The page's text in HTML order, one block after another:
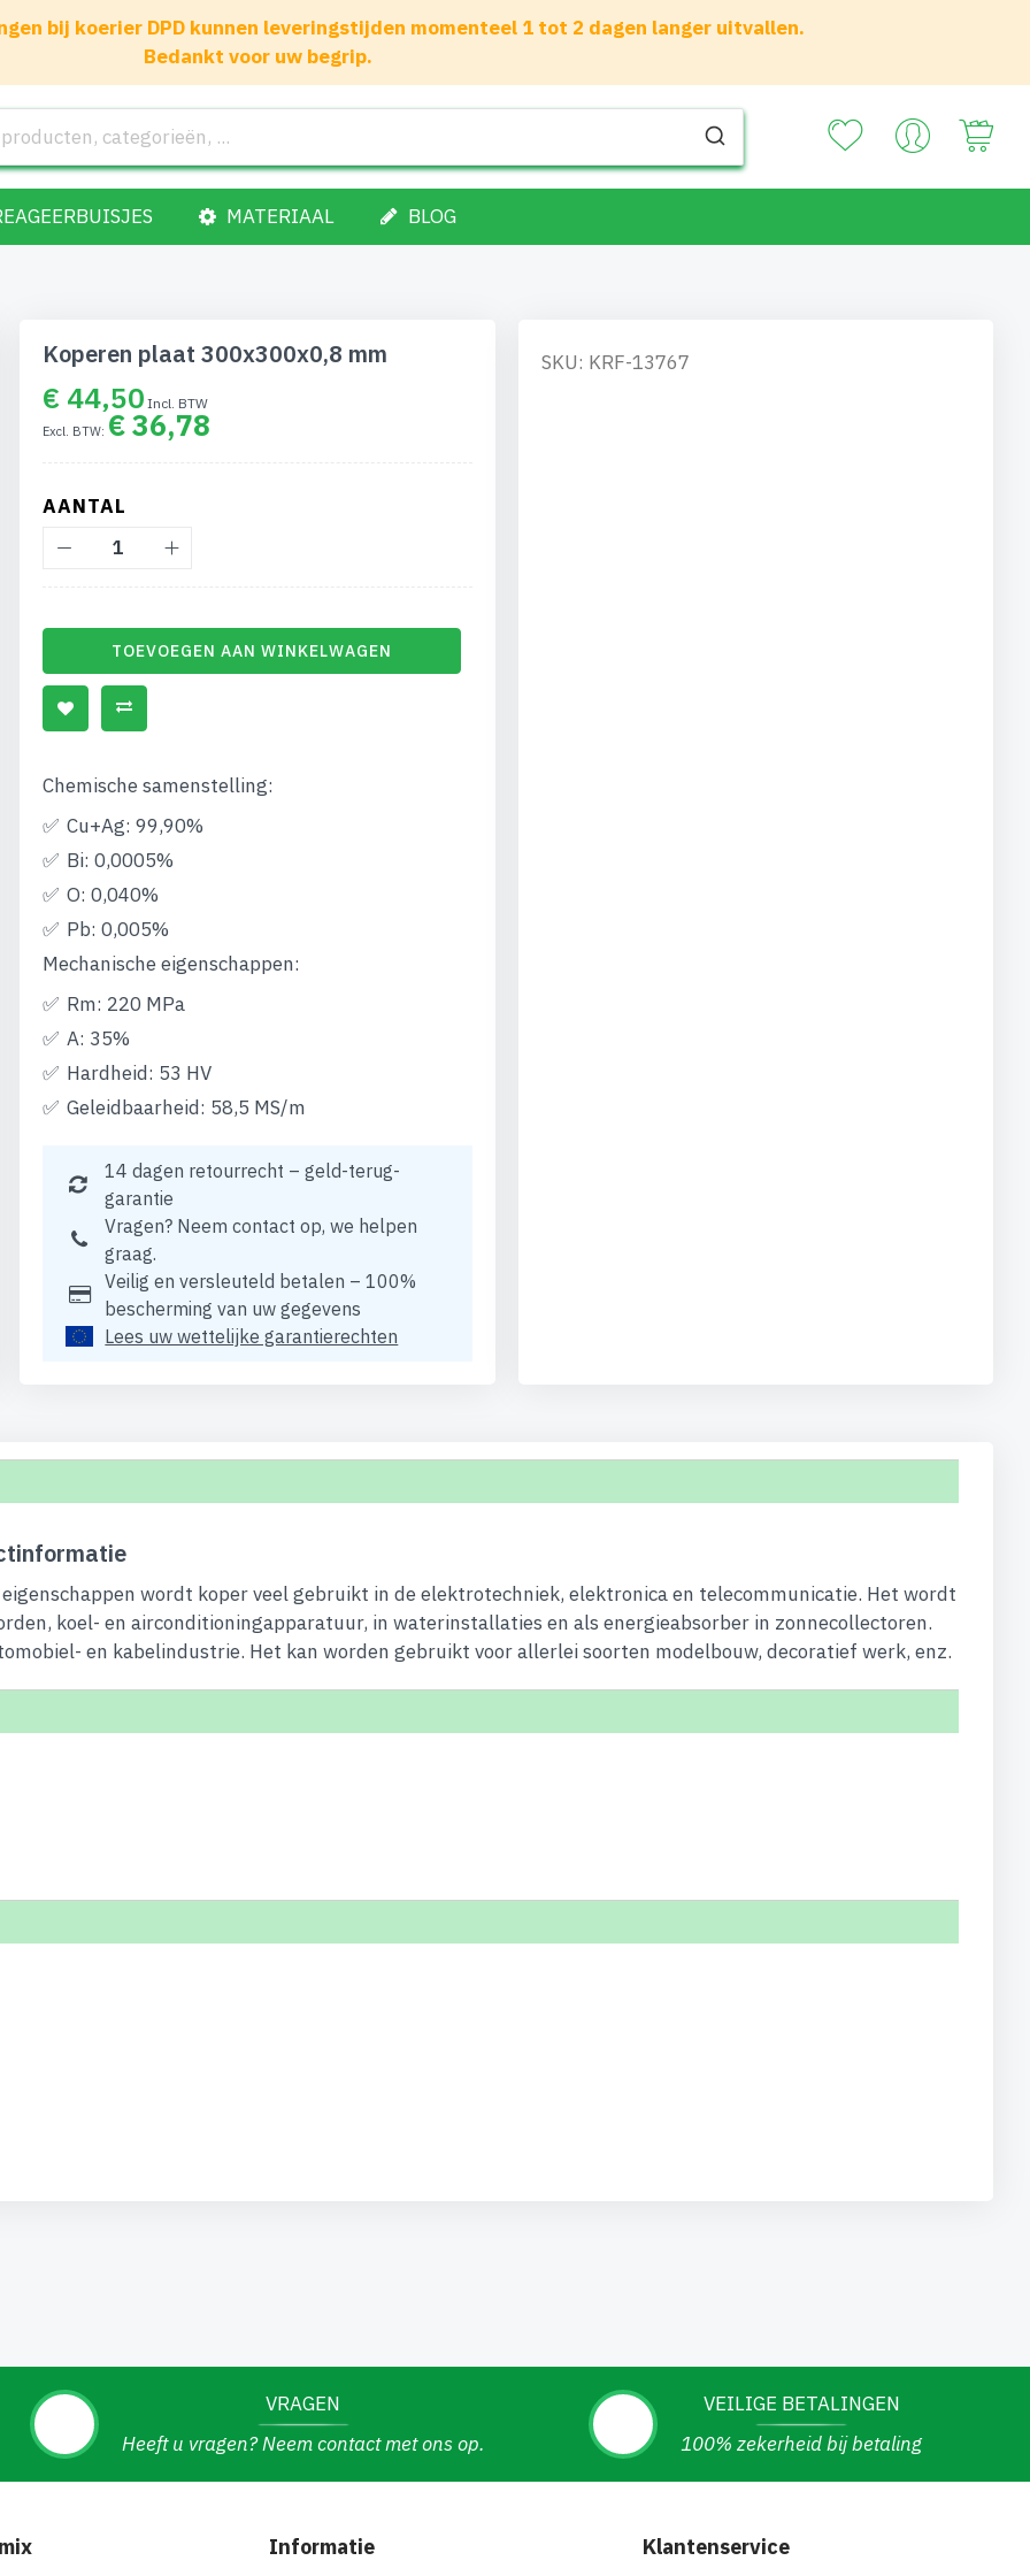
bij koerier DPD kunnen leveringstijden momenteel 1 tot 2 dagen langer uitvallen.
Bedankt voor uw begrip.
MATERIAAL BLOG
Koperen plaat 300x300x0,8 mm
€ 44,50
€ 36,78
AANTAL
TOEVOEGEN AAN WINKELWAGEN
Chemische samenstelling:
Cu+Ag: 99,90%
Bi: 0,0005%
O: 0,040%
Pb: 0,005%
Mechanische eigenschappen:
Rm: 220 MPa
A: 35%
Hardheid: 53 HV
Geleidbaarheid: 58,5 MS/m
14 dagen retourrecht – geld-terug-
garantie
Vragen? Neem contact op, we helpen
graag.
Veilig en versleuteld betalen – 100%
bescherming van uw gegevens
Lees uw wettelijke garantierechten
SKU: KRF-13767
wordt koper veel gebruikt in de elektrotechniek, elektronica en telecommunicatie. Het wordt
koel- en airconditioningapparatuur, in waterinstallaties en als energieabsorber in zonnecollectoren.
en kabelindustrie. Het kan worden gebruikt voor allerlei soorten modelbouw, decoratief werk, enz.
VRAGEN
Heeft u vragen? Neem contact met ons op.
VEILIGE BETALINGEN
100% zekerheid bij betaling
Informatie Klantenservice